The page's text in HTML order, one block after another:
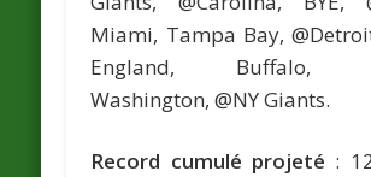
Miami, Tampa Bay,
England, Buffalo,
Washington, @NY Giants.
Record cumulé projeté :